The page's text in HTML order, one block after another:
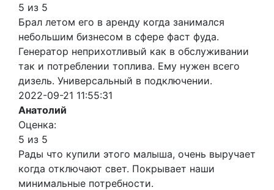
5 из 5
Брал летом его в аренду когда занимался
небольшим бизнесом в сфере фаст фуда.
Генератор неприхотливый как в обслуживании
так и потреблении топлива. Ему нужен всего
дизель. Универсальный в подключении.
2022-09-21 11:55:31
Анатолий
Оценка:
5 из 5
Рады что купили этого малыша, очень выручает
когда отключают свет. Покрывает наши
минимальные потребности.